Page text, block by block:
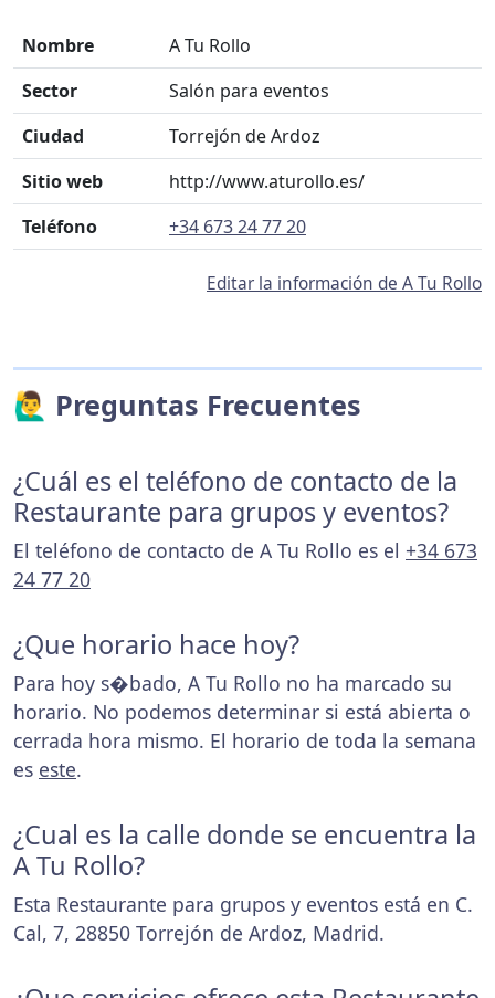
Nombre
A Tu Rollo
Sector
Salón para eventos
Ciudad
Torrejón de Ardoz
Sitio web
http://www.aturollo.es/
Teléfono
+34 673 24 77 20
Editar la información de A Tu Rollo
🙋‍♂️ Preguntas Frecuentes
¿Cuál es el teléfono de contacto de la
Restaurante para grupos y eventos?
El teléfono de contacto de A Tu Rollo es el +34 673
24 77 20
¿Que horario hace hoy?
Para hoy s�bado, A Tu Rollo no ha marcado su
horario. No podemos determinar si está abierta o
cerrada hora mismo. El horario de toda la semana
es este.
¿Cual es la calle donde se encuentra la
A Tu Rollo?
Esta Restaurante para grupos y eventos está en C.
Cal, 7, 28850 Torrejón de Ardoz, Madrid.